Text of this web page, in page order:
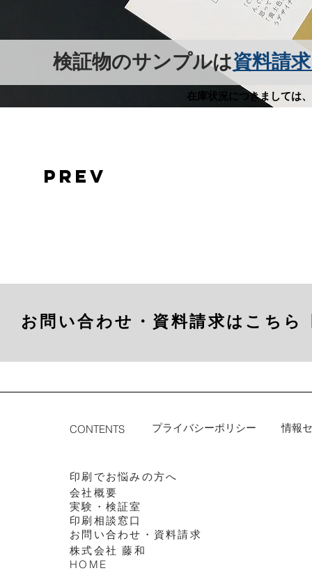
検証物のサンプルは資料請
在庫状況につきましては
prev
お問い合わせ・資料請求はこち
CONTENTS プライバシーポリシー 情報
印刷でお悩みの方へ
会社概要
実験・検証室
印刷相談窓口
​お問い合わせ・資料請求
株式会社 藤和
HOME